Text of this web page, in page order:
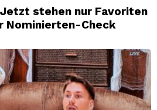
stehen nur Favoriten
Nominierten-Check